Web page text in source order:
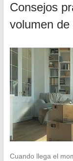
Consejos
volumen
Cuando llega el